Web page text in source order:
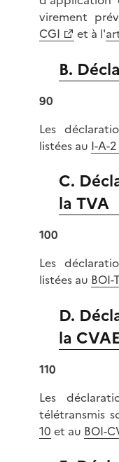
virement
CGI
et à l'
B.
90
Les
listées au I-A-
C.
la TVA
100
Les
listées au BOI-
D.
la CVAE
110
Les
télétransmis
10 et au BOI-